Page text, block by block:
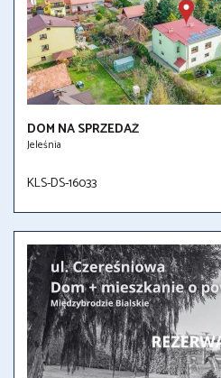
DOM NA SPRZEDAŻ
Jeleśnia
KLS-DS-16033